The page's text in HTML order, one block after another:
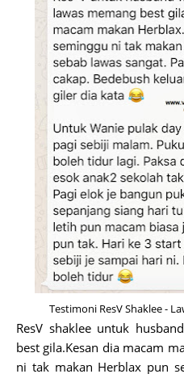
Testimoni ResV Shaklee -
ResV shaklee untuk
best gila.Kesan dia macam
ni tak makan Herblax pun